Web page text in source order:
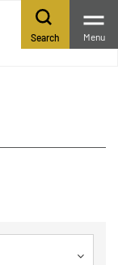
Search Menu